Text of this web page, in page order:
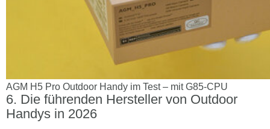
AGM H5 Pro Outdoor Handy im Test – mit G85-CPU
Die führenden Hersteller von Outdoor
Handys in 2026